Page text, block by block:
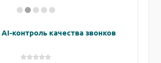
контроль качества звонков